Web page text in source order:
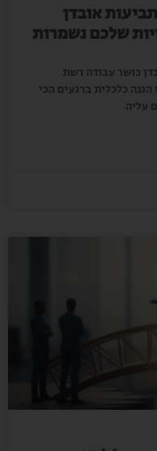
אובדן
שלכם נשמרות
כושר עבודה רשת
כלכלית ברגעים הכי
עליה